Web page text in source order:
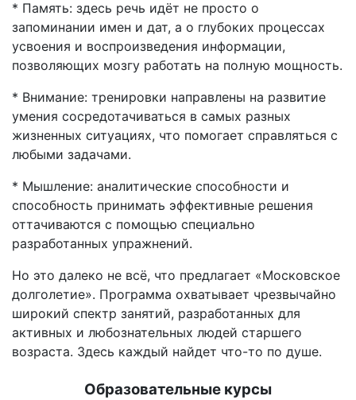
* Память: здесь речь идёт не просто о
запоминании имен и дат, а о глубоких процессах
усвоения и воспроизведения информации,
позволяющих мозгу работать на полную мощность.
* Внимание: тренировки направлены на развитие
умения сосредотачиваться в самых разных
жизненных ситуациях, что помогает справляться с
любыми задачами.
* Мышление: аналитические способности и
способность принимать эффективные решения
оттачиваются с помощью специально
разработанных упражнений.
Но это далеко не всё, что предлагает «Московское
долголетие». Программа охватывает чрезвычайно
широкий спектр занятий, разработанных для
активных и любознательных людей старшего
возраста. Здесь каждый найдет что-то по душе.
Образовательные курсы